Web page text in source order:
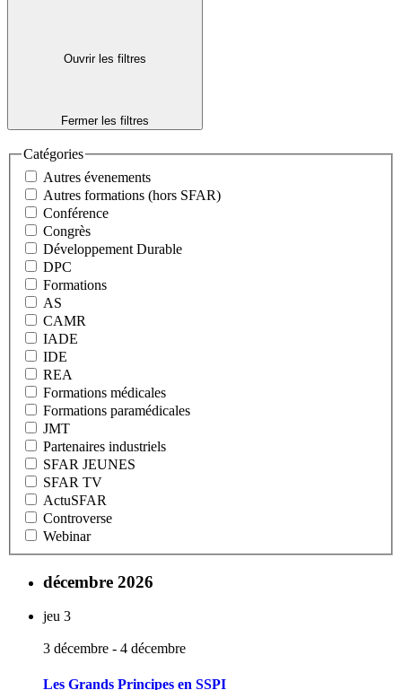
Ouvrir les filtres
Fermer les filtres
Catégories
Autres évenements
Autres formations (hors SFAR)
Conférence
Congrès
Développement Durable
DPC
Formations
AS
CAMR
IADE
IDE
REA
Formations médicales
Formations paramédicales
JMT
Partenaires industriels
SFAR JEUNES
SFAR TV
ActuSFAR
Controverse
Webinar
décembre 2026
jeu 3
3 décembre - 4 décembre
Les Grands Principes en SSPI